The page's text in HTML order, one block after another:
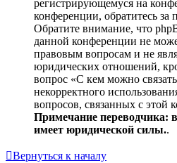
регистрирующемуся на
конференции, обратитесь
Обратите внимание, что
данной конференции не
правовым вопросам и не
юридических отношений,
вопрос «С кем можно
некорректного
вопросов, связанных с этой
Примечание переводчика:
имеет юридической силы..
Вернуться к началу